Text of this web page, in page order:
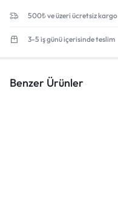
500₺ ve üzeri ücretsiz kargo
3-5 iş günü içerisinde teslim
Benzer Ürünler